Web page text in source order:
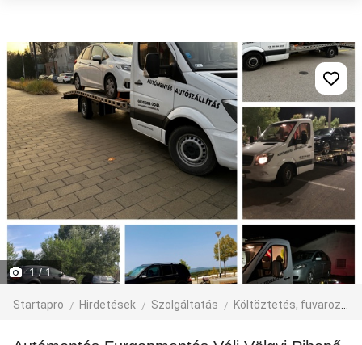
1/ 1
Startapro Hirdetések Szolgáltatás Költöztetés, fuvarozás, járműbérlés